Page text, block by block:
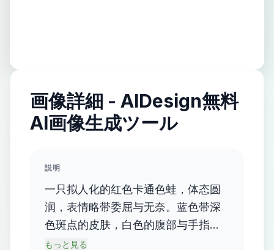
画像詳細 - AIDesign無料
AI画像生成ツール
説明
一只拟人化的红色卡通色蛙，体态圆
润，表情略带委屈与无奈。蓝色带深
色斑点的皮肤，白色的腹部与手指。
眼睛大而圆，眼神无辜；皮肤表面有
もっと見る